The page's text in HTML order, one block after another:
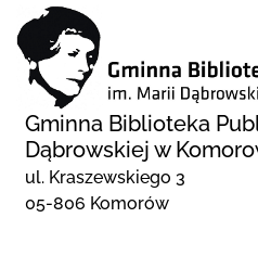
Gminna Biblioteka
Dąbrowskiej w
ul. Kraszewskiego 3
05-806 Komorów